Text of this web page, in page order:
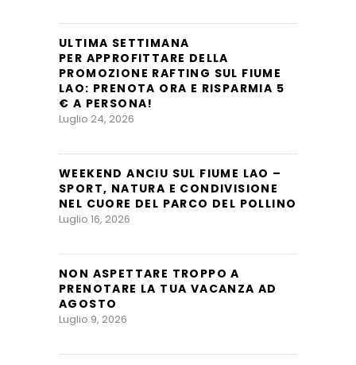
ULTIMA SETTIMANA
PER APPROFITTARE DELLA
PROMOZIONE RAFTING SUL FIUME
LAO: PRENOTA ORA E RISPARMIA 5
€ A PERSONA!
Luglio 24, 2026
WEEKEND ANCIU SUL FIUME LAO –
SPORT, NATURA E CONDIVISIONE
NEL CUORE DEL PARCO DEL POLLINO
Luglio 16, 2026
NON ASPETTARE TROPPO A
PRENOTARE LA TUA VACANZA AD
AGOSTO
Luglio 9, 2026